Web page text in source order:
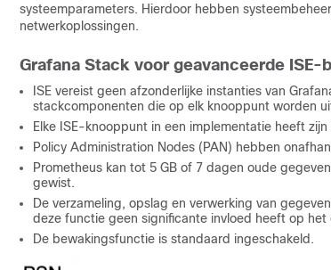
systeemparameters. Hierdoor hebben
netwerkoplossingen.
Grafana Stack voor geavanceerde ISE-
ISE vereist geen afzonderlijke instanties van
stackcomponenten die op elk knooppunt worden
Elke ISE-knooppunt in een implementatie heeft
Policy Administration Nodes (PAN) hebben
Prometheus kan tot 5 GB of 7 dagen oude
gewist.
De verzameling, opslag en verwerking van
deze functie geen significante invloed heeft op het
De bewakingsfunctie is standaard ingeschakeld.